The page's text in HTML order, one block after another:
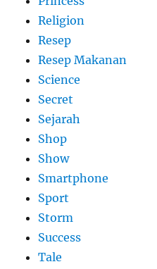
Religion
Resep
Resep Makanan
Science
Secret
Sejarah
Shop
Show
Smartphone
Sport
Storm
Success
Tale